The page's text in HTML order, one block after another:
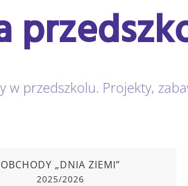
w przedszkolu. Projekty,
OBCHODY „DNIA ZIEMI”
2025/2026